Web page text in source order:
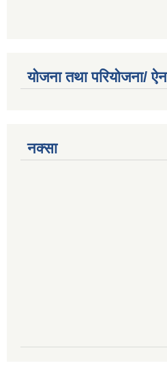
योजना तथा परियोजना/
नक्सा